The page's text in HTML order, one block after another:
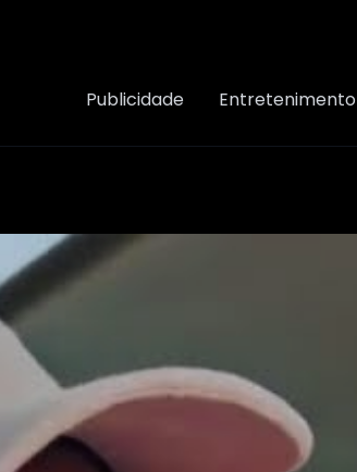
Publicidade Entretenimento